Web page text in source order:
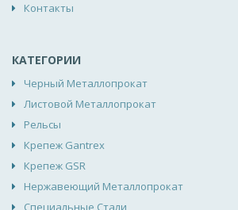
Контакты
КАТЕГОРИИ
Черный Металлопрокат
Листовой Металлопрокат
Рельсы
Крепеж Gantrex
Крепеж GSR
Нержавеющий Металлопрокат
Специальные Стали